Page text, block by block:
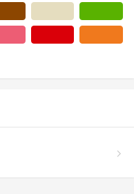
ラー